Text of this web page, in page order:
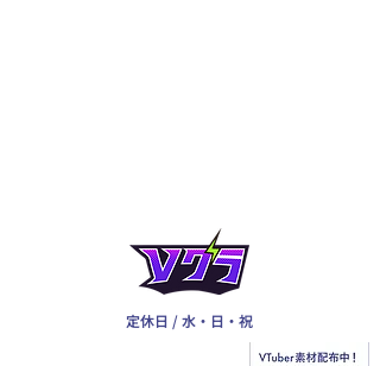
定休日 / 水・日・祝